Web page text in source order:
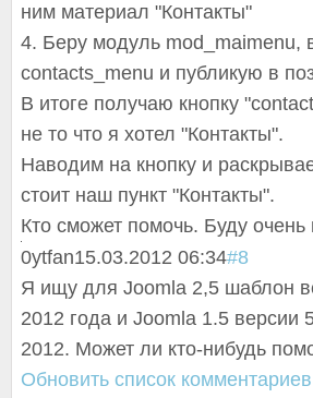
ним материал "Контакты"
4. Беру модуль mod_maimenu,
contacts_menu и публикую в
В итоге получаю кнопку
не то что я хотел "Контакты".
Наводим на кнопку и
стоит наш пункт "Контакты".
Кто сможет помочь. Буду очень
0ytfan15.03.2012 06:34#8
Я ищу для Joomla 2,5 шаблон
2012 года и Joomla 1.5 версии
2012. Может ли кто-нибудь
Обновить список комментариев